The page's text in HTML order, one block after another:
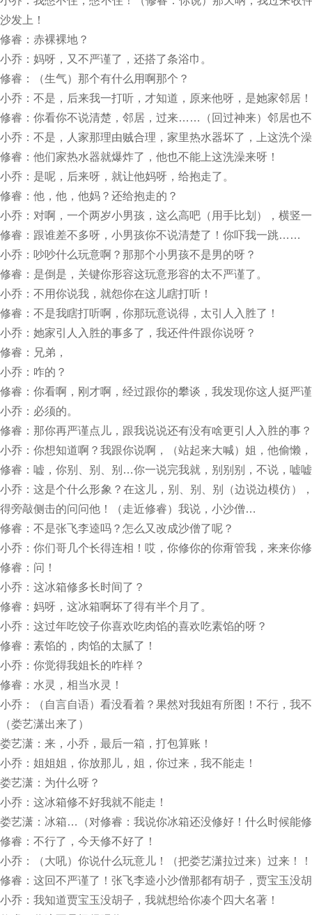
沙发上！
修睿：赤裸裸地？
小乔：妈呀，又不严谨了，还搭了条浴巾。
修睿：（生气）那个有什么用啊那个？
小乔：不是，后来我一打听，才知道，原来他呀，是她家邻居！
修睿：你看你不说清楚，邻居，过来……（回过神来）邻居也
小乔：不是，人家那理由贼合理，家里热水器坏了，上这洗个
修睿：他们家热水器就爆炸了，他也不能上这洗澡来呀！
小乔：是呢，后来呀，就让他妈呀，给抱走了。
修睿：他，他，他妈？还给抱走的？
小乔：对啊，一个两岁小男孩，这么高吧（用手比划），横竖
修睿：跟谁差不多呀，小男孩你不说清楚了！你吓我一跳……
小乔：吵吵什么玩意啊？那那个小男孩不是男的呀？
修睿：是倒是，关键你形容这玩意形容的太不严谨了。
小乔：不用你说我，就怨你在这儿瞎打听！
修睿：不是我瞎打听啊，你那玩意说得，太引人入胜了！
小乔：她家引人入胜的事多了，我还件件跟你说呀？
修睿：兄弟，
小乔：咋的？
修睿：你看啊，刚才啊，经过跟你的攀谈，我发现你这人挺严
小乔：必须的。
修睿：那你再严谨点儿，跟我说说还有没有啥更引人入胜的事？
小乔：你想知道啊？我跟你说啊，（站起来大喊）姐，他偷懒
修睿：嘘，你别、别、别…你一说完我就，别别别，不说，嘘
小乔：这是个什么形象？在这儿，别、别、别（边说边模仿）
得旁敲侧击的问问他！（走近修睿）我说，小沙僧…
修睿：不是张飞李逵吗？怎么又改成沙僧了呢？
小乔：你们哥几个长得连相！哎，你修你的你甭管我，来来你
修睿：问！
小乔：这冰箱修多长时间了？
修睿：妈呀，这冰箱啊坏了得有半个月了。
小乔：这过年吃饺子你喜欢吃肉馅的喜欢吃素馅的呀？
修睿：素馅的，肉馅的太腻了！
小乔：你觉得我姐长的咋样？
修睿：水灵，相当水灵！
小乔：（自言自语）看没看着？果然对我姐有所图！不行，我
（娄艺潇出来了）
娄艺潇：来，小乔，最后一箱，打包算账！
小乔：姐姐姐，你放那儿，姐，你过来，我不能走！
娄艺潇：为什么呀？
小乔：这冰箱修不好我就不能走！
娄艺潇：冰箱…（对修睿：我说你冰箱还没修好！什么时候能
修睿：不行了，今天修不好了！
小乔：（大吼）你说什么玩意儿！（把娄艺潇拉过来）过来！
修睿：这回不严谨了！张飞李逵小沙僧那都有胡子，贾宝玉没
小乔：我知道贾宝玉没胡子，我就想给你凑个四大名著！